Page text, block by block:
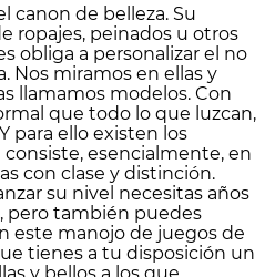
canon de belleza. Su
ropajes, peinados u otros
obliga a personalizar el no
Nos miramos en ellas y
llamamos modelos. Con
que todo lo que luzcan,
para ello existen los
esencialmente, en
con clase y distinción.
su nivel necesitas años
pero también puedes
este manojo de juegos de
tienes a tu disposición un